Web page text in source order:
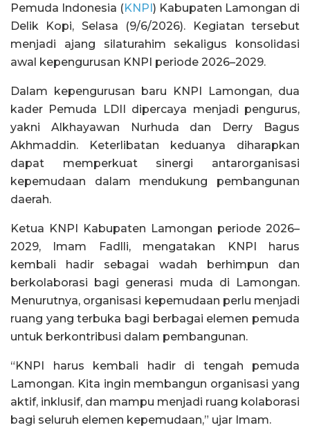
Pemuda Indonesia (KNPI) Kabupaten Lamongan di
Delik Kopi, Selasa (9/6/2026). Kegiatan tersebut
menjadi ajang silaturahim sekaligus konsolidasi
awal kepengurusan KNPI periode 2026–2029.
Dalam kepengurusan baru KNPI Lamongan, dua
kader Pemuda LDII dipercaya menjadi pengurus,
yakni Alkhayawan Nurhuda dan Derry Bagus
Akhmaddin. Keterlibatan keduanya diharapkan
dapat memperkuat sinergi antarorganisasi
kepemudaan dalam mendukung pembangunan
daerah.
Ketua KNPI Kabupaten Lamongan periode 2026–
2029, Imam Fadlli, mengatakan KNPI harus
kembali hadir sebagai wadah berhimpun dan
berkolaborasi bagi generasi muda di Lamongan.
Menurutnya, organisasi kepemudaan perlu menjadi
ruang yang terbuka bagi berbagai elemen pemuda
untuk berkontribusi dalam pembangunan.
“KNPI harus kembali hadir di tengah pemuda
Lamongan. Kita ingin membangun organisasi yang
aktif, inklusif, dan mampu menjadi ruang kolaborasi
bagi seluruh elemen kepemudaan,” ujar Imam.